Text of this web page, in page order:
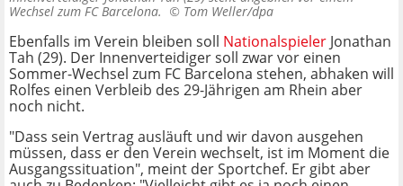
Wechsel zum FC Barcelona. © Tom Weller/dpa
Ebenfalls im Verein bleiben soll Nationalspieler Jonathan
Tah (29). Der Innenverteidiger soll zwar vor einen
Sommer-Wechsel zum FC Barcelona stehen, abhaken will
Rolfes einen Verbleib des 29-Jährigen am Rhein aber
noch nicht.
"Dass sein Vertrag ausläuft und wir davon ausgehen
müssen, dass er den Verein wechselt, ist im Moment die
Ausgangssituation", meint der Sportchef. Er gibt aber